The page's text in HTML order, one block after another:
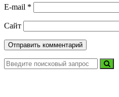
E-mail *
Сайт